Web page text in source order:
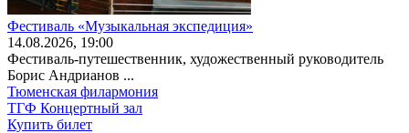
Фестиваль «Музыкальная экспедиция»
14.08.2026, 19:00
Фестиваль-путешественник, художественный руководитель
Борис Андрианов ...
Тюменская филармония
ТГФ Концертный зал
Купить билет